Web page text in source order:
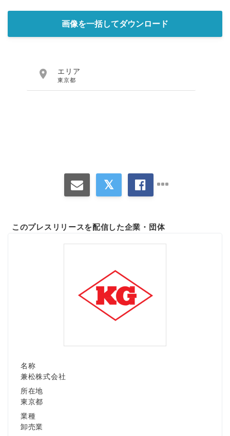
画像を一括してダウンロード
 エリア
東京都
このプレスリリースを配信した企業・団体
名称
兼松株式会社
所在地
東京都
業種
卸売業